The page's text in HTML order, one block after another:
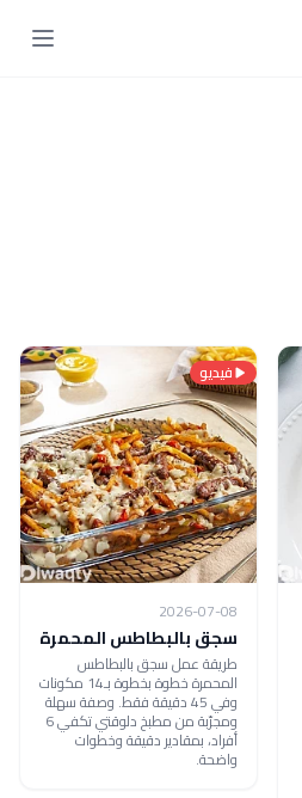
فيديو
2026-07-08
سجق بالبطاطس المحمرة
طريقة عمل سجق بالبطاطس
المحمرة خطوة بخطوة بـ14 مكونات
وفي 45 دقيقة فقط. وصفة سهلة
ومجرّبة من مطبخ دلوقتي تكفي 6
أفراد، بمقادير دقيقة وخطوات
واضحة.